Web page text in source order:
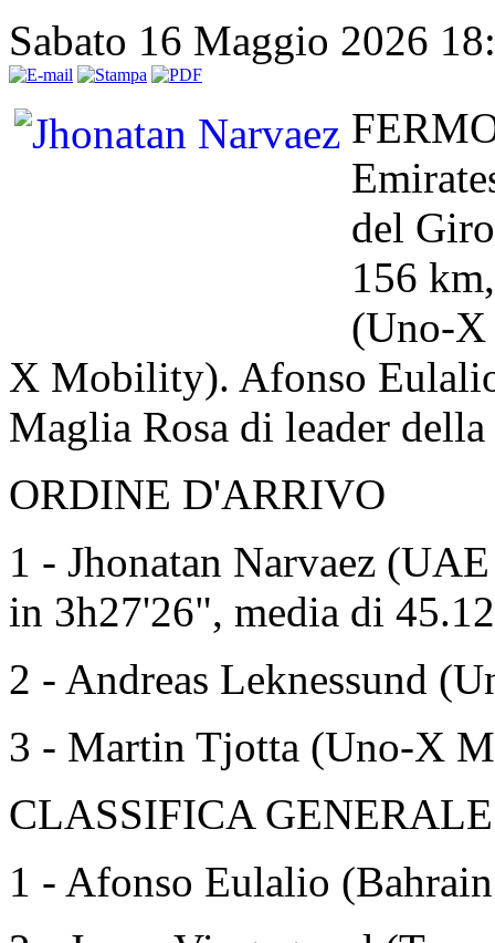
Sabato 16 Maggio 2026
del
156
(Uno-
X Mobility). Afonso
Maglia Rosa di leader
ORDINE D'ARRIVO
1 - Jhonatan Narvaez
in 3h27'26", media di
2 - Andreas Leknessund
3 - Martin Tjotta (Uno-X
CLASSIFICA GENERALE
1 - Afonso Eulalio